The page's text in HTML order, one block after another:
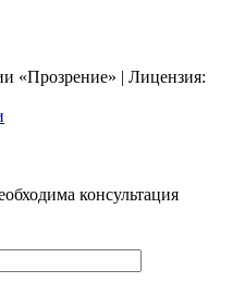
«Прозрение» | Лицензия:
консультация